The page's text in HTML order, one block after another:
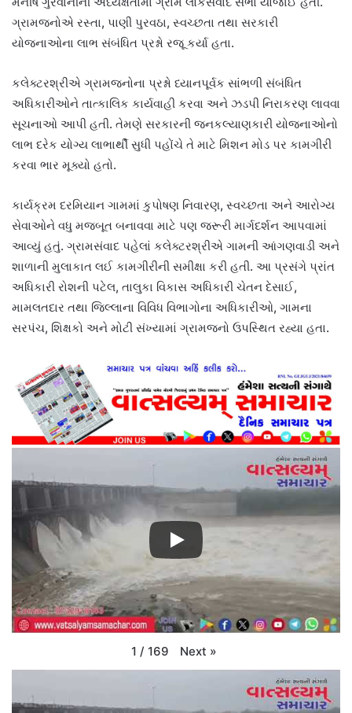
ગ્રામજનોએ રસ્તા, પાણી પુરવઠા, સ્વચ્છતા તથા સરકારી
યોજનાઓના લાભ સંબંધિત પ્રશ્નો રજૂ કર્યા હતા.
કલેક્ટરશ્રીએ ગ્રામજનોના પ્રશ્નો ધ્યાનપૂર્વક સાંભળી સંબંધિત
અધિકારીઓને તાત્કાલિક કાર્યવાહી કરવા અને ઝડપી નિરાકરણ લાવવા
સૂચનાઓ આપી હતી. તેમણે સરકારની જનકલ્યાણકારી યોજનાઓનો
લાભ દરેક યોગ્ય લાભાર્થી સુધી પહોંચે તે માટે મિશન મોડ પર કામગીરી
કરવા ભાર મૂક્યો હતો.
કાર્યક્રમ દરમિયાન ગામમાં કુપોષણ નિવારણ, સ્વચ્છતા અને આરોગ્ય
સેવાઓને વધુ મજબૂત બનાવવા માટે પણ જરૂરી માર્ગદર્શન આપવામાં
આવ્યું હતું. ગ્રામસંવાદ પહેલાં કલેક્ટરશ્રીએ ગામની આંગણવાડી અને
શાળાની મુલાકાત લઈ કામગીરીની સમીક્ષા કરી હતી. આ પ્રસંગે પ્રાંત
અધિકારી રોશની પટેલ, તાલુકા વિકાસ અધિકારી ચેતન દેસાઈ,
મામલતદાર તથા જિલ્લાના વિવિધ વિભાગોના અધિકારીઓ, ગામના
સરપંચ, શિક્ષકો અને મોટી સંખ્યામાં ગ્રામજનો ઉપસ્થિત રહ્યા હતા.
1 / 169 Next »